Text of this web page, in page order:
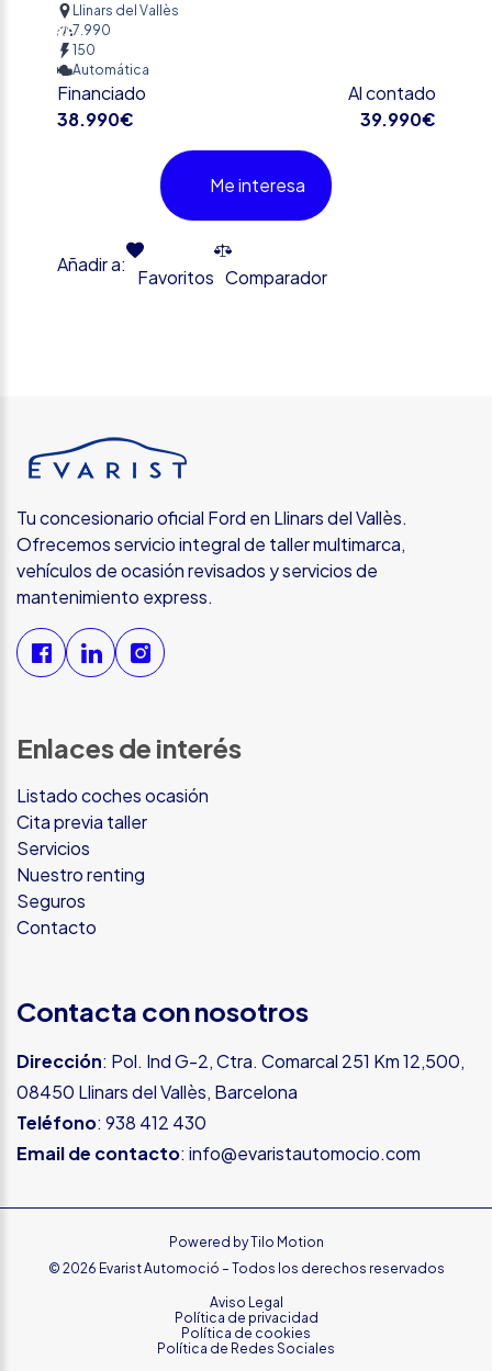
Llinars del Vallès
7.990
150
Automática
Financiado
38.990€
Al contado
39.990€
Me interesa
Añadir a:
Favoritos Comparador
Tu concesionario oficial Ford en Llinars del Vallès.
Ofrecemos servicio integral de taller multimarca,
vehículos de ocasión revisados y servicios de
mantenimiento express.
Enlaces de interés
Listado coches ocasión
Cita previa taller
Servicios
Nuestro renting
Seguros
Contacto
Contacta con nosotros
Dirección: Pol. Ind G-2, Ctra. Comarcal 251 Km 12,500,
08450 Llinars del Vallès, Barcelona
Teléfono: 938 412 430
Email de contacto: info@evaristautomocio.com
Powered byTilo Motion
© 2026 Evarist Automoció – Todos los derechos reservados
Aviso Legal
Política de privacidad
Política de cookies
Política de Redes Sociales